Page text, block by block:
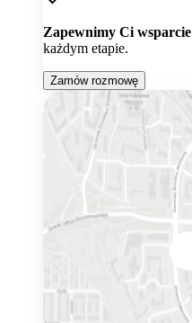
Zapewnimy Ci wsparcie
każdym etapie.
Zamów rozmowę